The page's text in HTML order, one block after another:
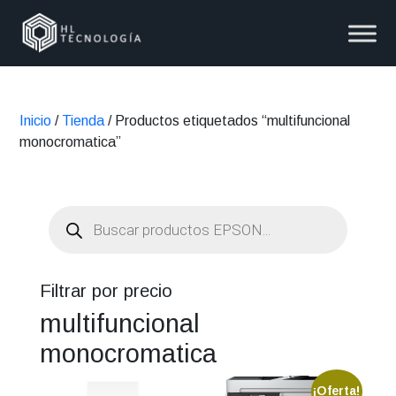
Inicio / Tienda / Productos etiquetados “multifuncional
monocromatica”
productos
Filtrar por precio
multifuncional
monocromatica
¡Oferta!